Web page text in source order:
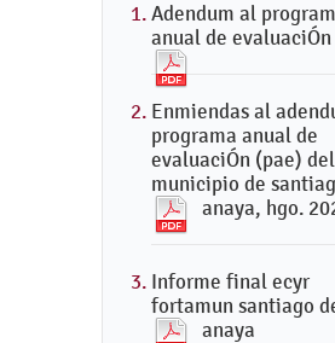
Adendum al
anual de evaluaciÓn
Enmiendas al
programa anual de
evaluaciÓn (pae) del
municipio de
anaya, hgo.
Informe final ecyr
fortamun santiago
anaya